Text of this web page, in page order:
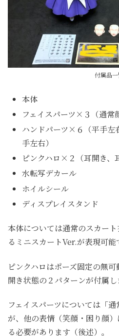
付属品一
本体
フェイスパーツ×３（通常
ハンドパーツ×６（平手左
手左右）
ピンクハロ×２（耳開き、
水転写デカール
ホイルシール
ディスプレイスタンド
本体については通常のスカー
るミニスカートVer.が表現可能
ピンクハロはポーズ固定の無
開き状態の２パターンが付属し
フェイスパーツについては「
が、他の表情（笑顔・困り顔
る必要があります（後述）。